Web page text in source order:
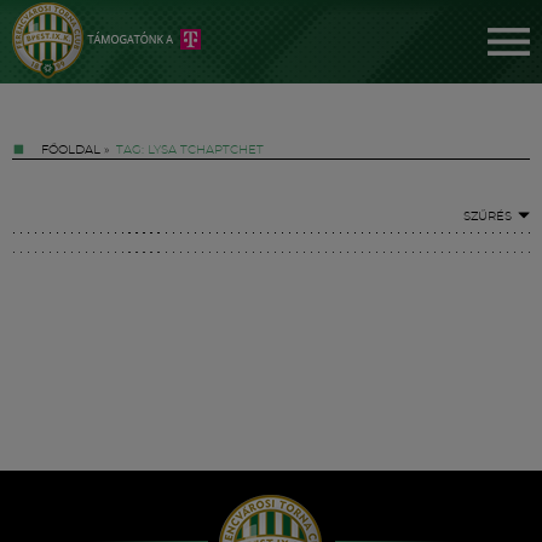
FŐOLDAL » TAG: LYSA TCHAPTCHET
SZŰRÉS
Hírek